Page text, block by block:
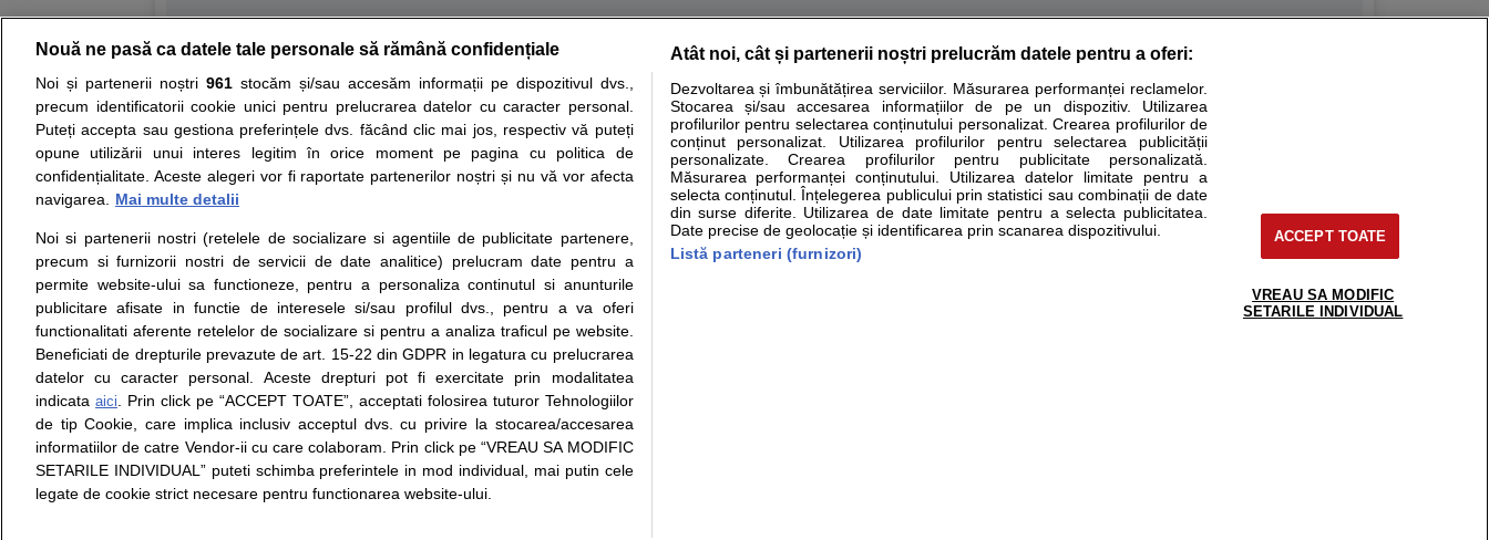
Resurse: Autoevaluare simptome Interpretare analize Specialitati medicale
Opiniile avizate ale medicilor, sfaturile si orice alte informatii despre sanatate disponibile pe sfatulmedicului.ro au scop informativ si educational. Ele nu pot substitui consultul medical direct si
nici diagnosticul stabilit in urma investigatiilor si analizelor medicale. Va sfatuim, ca pe langa informatia primita pe sfatulmedicului.ro sa consultati fie medicul Dvs., fie unul dintre medicii pe care
ii punem la dispozitie pentru programare in sistemul de programari la medic Clickmed.
Despre noi
Contact
Intrebari frecvente
Consultanti
medicali
Termeni si conditii
Politica de
confidentialitate
Politica de cookie
Modifica Setarile Cookie
Drepturile consumatorului
Protectia consumatorilor -
ANPC
Solutionarea Alternativa a
Litigiilor
Info consumator: 0800.080.999
Formulare europene - CNAS
Ministerul Sanatatii - ANMDM
Parteneri
Inscriere clinica
Pentru pacient
support@sfatulmedicului.ro
0374 109 268
© Copyright © 2005 - 2026
SFATUL MEDICULUI.ro S.A, CUI: RO 38847631, J40/1995/2018, cu sediul in Bucuresti, Bulevardul Pierre de Coubertin, Office Building, Spatiul E6-11, etaj 6, sector 2, cod 021901
Nouă ne pasă ca datele tale personale să rămână confidențiale
Noi și partenerii noștri 961stocăm și/sau accesăm informații pe dispozitivul dvs.,
precum identificatorii cookie unici pentru prelucrarea datelor cu caracter personal.
Puteți accepta sau gestiona preferințele dvs. făcând clic mai jos, respectiv vă puteți
opune utilizării unui interes legitim în orice moment pe pagina cu politica de
confidențialitate. Aceste alegeri vor fi raportate partenerilor noștri și nu vă vor afecta
navigarea.
Mai multe detalii
Noi si partenerii nostri (retelele de socializare si agentiile de publicitate partenere,
precum si furnizorii nostri de servicii de date analitice) prelucram date pentru a
permite website-ului sa functioneze, pentru a personaliza continutul si anunturile
publicitare afisate in functie de interesele si/sau profilul dvs., pentru a va oferi
functionalitati aferente retelelor de socializare si pentru a analiza traficul pe website.
Beneficiati de drepturile prevazute de art. 15-22 din GDPR in legatura cu prelucrarea
datelor cu caracter personal. Aceste drepturi pot fi exercitate prin modalitatea
indicata aici. Prin click pe “ACCEPT TOATE”, acceptati folosirea tuturor Tehnologiilor
de tip Cookie, care implica inclusiv acceptul dvs. cu privire la stocarea/accesarea
informatiilor de catre Vendor-ii cu care colaboram. Prin click pe “VREAU SA MODIFIC
SETARILE INDIVIDUAL” puteti schimba preferintele in mod individual, mai putin cele
legate de cookie strict necesare pentru functionarea website-ului.
Atât noi, cât și partenerii noștri prelucrăm datele pentru a oferi:
Dezvoltarea și îmbunătățirea serviciilor. Măsurarea performanței reclamelor.
Stocarea și/sau accesarea informațiilor de pe un dispozitiv. Utilizarea
profilurilor pentru selectarea conținutului personalizat. Crearea profilurilor de
conținut personalizat. Utilizarea profilurilor pentru selectarea publicității
personalizate. Crearea profilurilor pentru publicitate personalizată.
Măsurarea performanței conținutului. Utilizarea datelor limitate pentru a
selecta conținutul. Înțelegerea publicului prin statistici sau combinații de date
din surse diferite. Utilizarea de date limitate pentru a selecta publicitatea.
Date precise de geolocație și identificarea prin scanarea dispozitivului.
Listă parteneri (furnizori)
ACCEPT TOATE
VREAU SA MODIFIC
SETARILE INDIVIDUAL